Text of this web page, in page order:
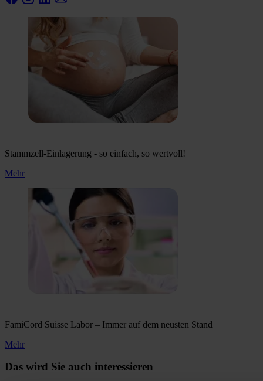
Stammzell-Einlagerung - so einfach, so wertvoll!
Mehr
FamiCord Suisse Labor – Immer auf dem neusten Stand
Mehr
Das wird Sie auch interessieren